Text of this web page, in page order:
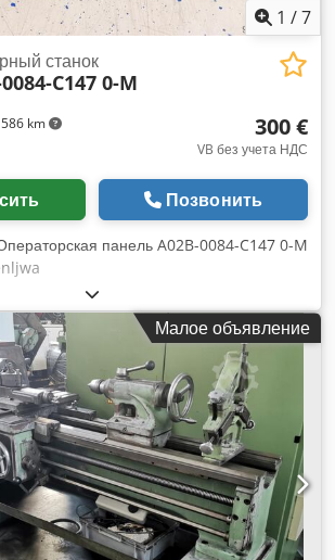
1 /7
km
станок
C147 0-M
300 €
VB без учета НДС
Позвонить
панель A02B-0084-C147 0-M
Малое объявление